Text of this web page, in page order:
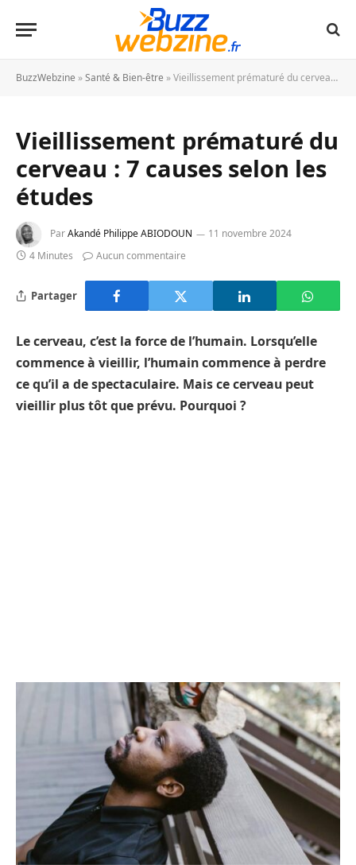
BuzzWebzine »Santé & Bien-être »Vieillissement prématuré du cerveau : 7 causes selon les études
Vieillissement prématuré du
cerveau : 7 causes selon les
études
ParAkandé Philippe ABIODOUN
11 novembre 2024
4 Minutes
Aucun commentaire
Partager
Le cerveau, c’est la force de l’humain. Lorsqu’elle
commence à vieillir, l’humain commence à perdre
ce qu’il a de spectaculaire. Mais ce cerveau peut
vieillir plus tôt que prévu. Pourquoi ?